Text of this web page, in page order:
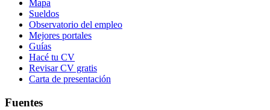
Mapa
Sueldos
Observatorio del empleo
Mejores portales
Guías
Hacé tu CV
Revisar CV gratis
Carta de presentación
Fuentes